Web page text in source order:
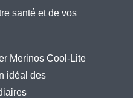
santé et de vos
Merinos Cool-Lite
idéal des